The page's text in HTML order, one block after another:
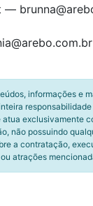
—
informações e
atua exclusivamente
não possuindo
a contratação,
atrações